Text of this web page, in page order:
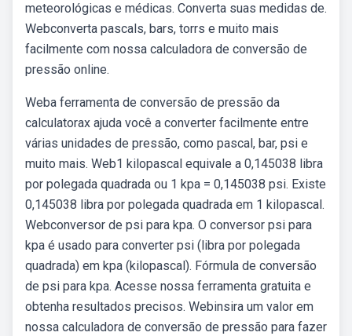
meteorológicas e médicas. Converta suas medidas de.
Webconverta pascals, bars, torrs e muito mais
facilmente com nossa calculadora de conversão de
pressão online.
Weba ferramenta de conversão de pressão da
calculatorax ajuda você a converter facilmente entre
várias unidades de pressão, como pascal, bar, psi e
muito mais. Web1 kilopascal equivale a 0,145038 libra
por polegada quadrada ou 1 kpa = 0,145038 psi. Existe
0,145038 libra por polegada quadrada em 1 kilopascal.
Webconversor de psi para kpa. O conversor psi para
kpa é usado para converter psi (libra por polegada
quadrada) em kpa (kilopascal). Fórmula de conversão
de psi para kpa. Acesse nossa ferramenta gratuita e
obtenha resultados precisos. Webinsira um valor em
nossa calculadora de conversão de pressão para fazer